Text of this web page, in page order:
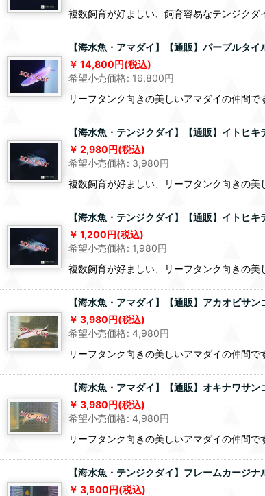
複数飼育が好ましい、飼育容易なテンジクダ
【海水魚・アマダイ】【通販】パープルタ
14,800円(税込)
希望小売価格: 16,800円
リーフタンク向きの美しいアマダイの仲間で
【海水魚・テンジクダイ】【通販】イトヒ
2,980円(税込)
希望小売価格: 3,980円
複数飼育が好ましい、リーフタンク向きの美
【海水魚・テンジクダイ】【通販】イトヒ
1,200円(税込)
希望小売価格: 1,980円
複数飼育が好ましい、リーフタンク向きの美
【海水魚・アマダイ】【通販】アカオビサ
3,980円(税込)
希望小売価格: 4,980円
リーフタンク向きの美しいアマダイの仲間で
【海水魚・アマダイ】【通販】オキナワサ
3,980円(税込)
希望小売価格: 4,980円
リーフタンク向きの美しいアマダイの仲間で
【海水魚・テンジクダイ】フレームカージ
3,500円(税込)